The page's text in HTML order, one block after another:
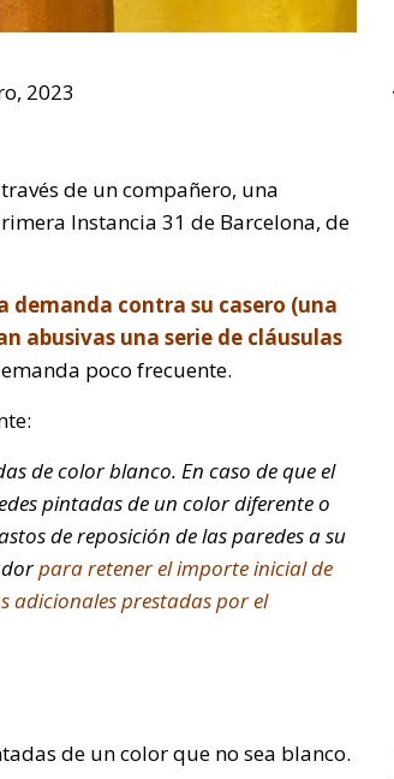
2023
de un compañero, una
Instancia 31 de Barcelona, de
demanda contra su casero (una
abusivas una serie de cláusulas
poco frecuente.
de color blanco. En caso de que el
pintadas de un color diferente o
de reposición de las paredes a su
para retener el importe inicial de
adicionales prestadas por el
de un color que no sea blanco.